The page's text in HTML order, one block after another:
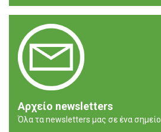
Αρχείο newsletters
Όλα τα newsletters μας σε ένα σημείο